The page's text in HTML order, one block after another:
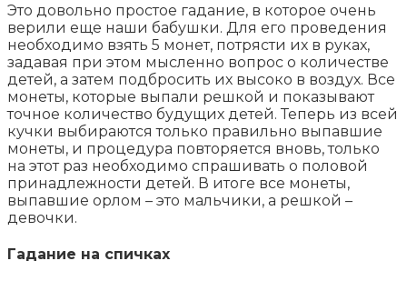
Это довольно простое гадание, в которое очень
верили еще наши бабушки. Для его проведения
необходимо взять 5 монет, потрясти их в руках,
задавая при этом мысленно вопрос о количестве
детей, а затем подбросить их высоко в воздух. Все
монеты, которые выпали решкой и показывают
точное количество будущих детей. Теперь из всей
кучки выбираются только правильно выпавшие
монеты, и процедура повторяется вновь, только
на этот раз необходимо спрашивать о половой
принадлежности детей. В итоге все монеты,
выпавшие орлом – это мальчики, а решкой –
девочки.
Гадание на спичках